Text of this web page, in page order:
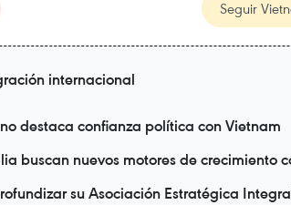
Seguir
internacional
destaca confianza política con Vietnam
buscan nuevos motores de crecimiento
su Asociación Estratégica